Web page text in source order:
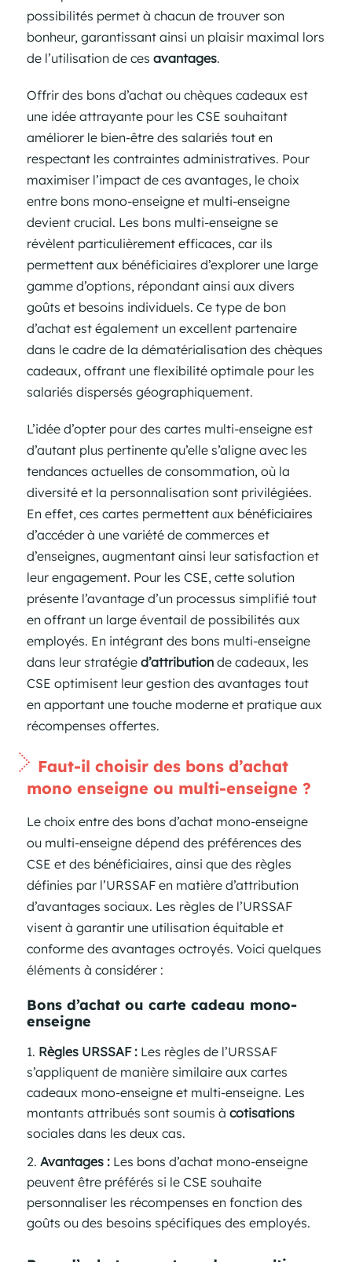
possibilités permet à chacun de trouver son
bonheur, garantissant ainsi un plaisir maximal lors
de l’utilisation de ces avantages.
Offrir des bons d’achat ou chèques cadeaux est
une idée attrayante pour les CSE souhaitant
améliorer le bien-être des salariés tout en
respectant les contraintes administratives. Pour
maximiser l’impact de ces avantages, le choix
entre bons mono-enseigne et multi-enseigne
devient crucial. Les bons multi-enseigne se
révèlent particulièrement efficaces, car ils
permettent aux bénéficiaires d’explorer une large
gamme d’options, répondant ainsi aux divers
goûts et besoins individuels. Ce type de bon
d’achat est également un excellent partenaire
dans le cadre de la dématérialisation des chèques
cadeaux, offrant une flexibilité optimale pour les
salariés dispersés géographiquement.
L’idée d’opter pour des cartes multi-enseigne est
d’autant plus pertinente qu’elle s’aligne avec les
tendances actuelles de consommation, où la
diversité et la personnalisation sont privilégiées.
En effet, ces cartes permettent aux bénéficiaires
d’accéder à une variété de commerces et
d’enseignes, augmentant ainsi leur satisfaction et
leur engagement. Pour les CSE, cette solution
présente l’avantage d’un processus simplifié tout
en offrant un large éventail de possibilités aux
employés. En intégrant des bons multi-enseigne
dans leur stratégie d’attributionde cadeaux, les
CSE optimisent leur gestion des avantages tout
en apportant une touche moderne et pratique aux
récompenses offertes.
Faut-il choisir des bons d’achat
mono enseigne ou multi-enseigne ?
Le choix entre des bons d’achat mono-enseigne
ou multi-enseigne dépend des préférences des
CSE et des bénéficiaires, ainsi que des règles
définies par l’URSSAF en matière d’attribution
d’avantages sociaux. Les règles de l’URSSAF
visent à garantir une utilisation équitable et
conforme des avantages octroyés. Voici quelques
éléments à considérer :
Bons d’achat ou carte cadeau mono-
enseigne
Règles URSSAF :Les règles de l’URSSAF
s’appliquent de manière similaire aux cartes
cadeaux mono-enseigne et multi-enseigne. Les
montants attribués sont soumis à cotisations
sociales dans les deux cas.
Avantages :Les bons d’achat mono-enseigne
peuvent être préférés si le CSE souhaite
personnaliser les récompenses en fonction des
goûts ou des besoins spécifiques des employés.